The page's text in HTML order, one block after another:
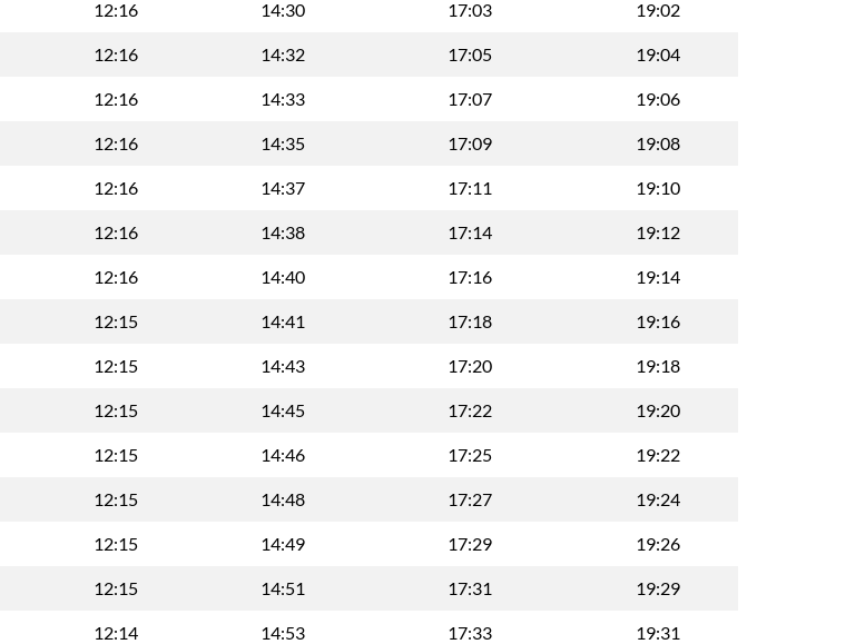
12:16 14:30 17:03 19:02
12:16 14:32 17:05 19:04
12:16 14:33 17:07 19:06
12:16 14:35 17:09 19:08
12:16 14:37 17:11 19:10
12:16 14:38 17:14 19:12
12:16 14:40 17:16 19:14
12:15 14:41 17:18 19:16
12:15 14:43 17:20 19:18
12:15 14:45 17:22 19:20
12:15 14:46 17:25 19:22
12:15 14:48 17:27 19:24
12:15 14:49 17:29 19:26
12:15 14:51 17:31 19:29
12:14 14:53 17:33 19:31